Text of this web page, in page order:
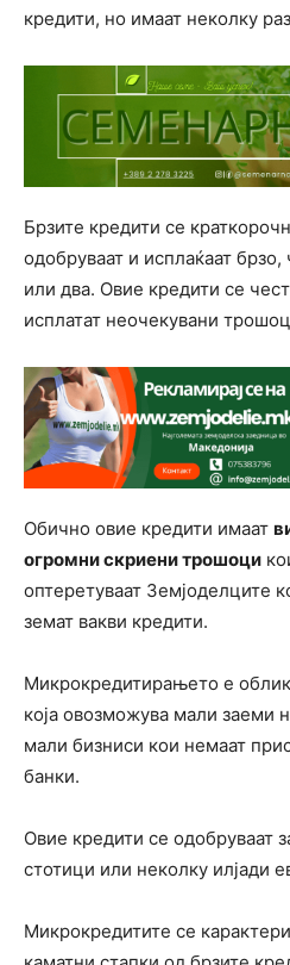
кредити, но имаат неколку
Брзите кредити се
одобруваат и исплаќаат
или два. Овие кредити се
исплатат неочекувани
Обично овие кредити имаат
огромни скриени трошоци
оптеретуваат Земјоделците
земат вакви кредити.
Микрокредитирањето е
која овозможува мали заеми
мали бизниси кои немаат
банки.
Овие кредити се одобруваат
стотици или неколку илјади
Микрокредитите се